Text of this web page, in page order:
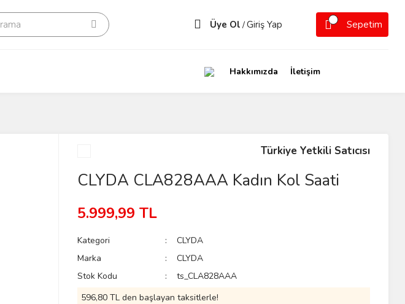
Üye Ol /Giriş Yap Sepetim
Hakkımızda İletişim
Türkiye Yetkili Satıcısı
CLYDA CLA828AAA Kadın Kol Saati
5.999,99 TL
Kategori
CLYDA
Marka
CLYDA
Stok Kodu
ts_CLA828AAA
596,80 TL den başlayan taksitlerle!